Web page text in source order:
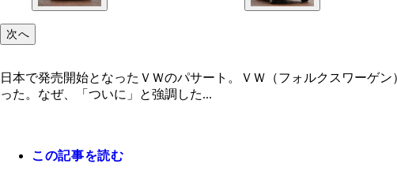
次へ
日本で発売開始となったＶＷのパサート。ＶＷ（フォルクスワーゲ
った。なぜ、「ついに」と強調した...
この記事を読む